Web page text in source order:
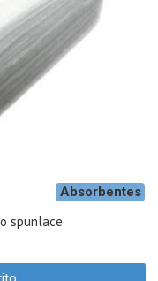
Absorbentes
spunlace